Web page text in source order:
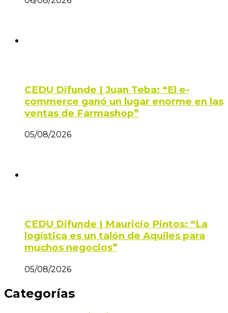
CEDU Difunde | Juan Teba: “El e-
commerce ganó un lugar enorme en las
ventas de Farmashop”
05/08/2026
CEDU Difunde | Mauricio Pintos: “La
logística es un talón de Aquiles para
muchos negocios”
05/08/2026
Categorías